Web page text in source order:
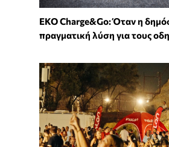
EKO Charge&Go: Όταν η
πραγματική λύση για τους